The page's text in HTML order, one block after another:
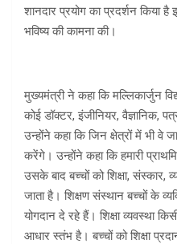
शानदार प्रयोग का प्रदर्शन किया
भविष्य की कामना की।
मुख्यमंत्री ने कहा कि मल्लिकार्जुन
कोई डॉक्टर, इंजीनियर, वैज्ञानिक,
उन्होंने कहा कि जिन क्षेत्रों में भी वे
करेंगे। उन्होंने कहा कि हमारी
उसके बाद बच्चों को शिक्षा, संस्कार,
जाता है। शिक्षण संस्थान बच्चों के
योगदान दे रहे हैं। शिक्षा व्यवस्था
आधार स्तंभ है। बच्चों को शिक्षा